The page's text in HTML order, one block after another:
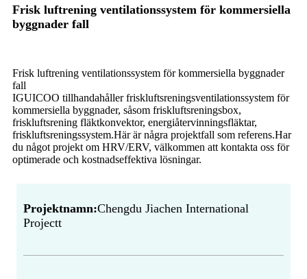
Frisk luftrening ventilationssystem för kommersiella
byggnader fall
Frisk luftrening ventilationssystem för kommersiella byggnader
fall
IGUICOO tillhandahåller friskluftsreningsventilationssystem för
kommersiella byggnader, såsom friskluftsreningsbox,
friskluftsrening fläktkonvektor, energiåtervinningsfläktar,
friskluftsreningssystem.Här är några projektfall som referens.Har
du något projekt om HRV/ERV, välkommen att kontakta oss för
optimerade och kostnadseffektiva lösningar.
Projektnamn:Chengdu Jiachen International
Projectt